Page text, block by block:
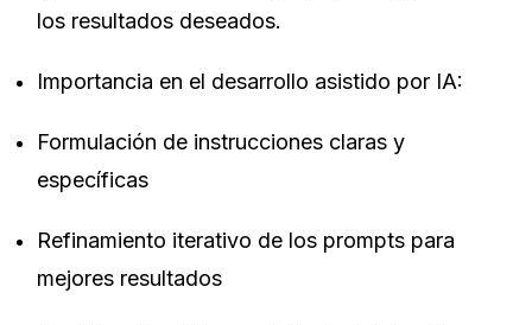
los resultados deseados.
Importancia en el desarrollo asistido por IA:
Formulación de instrucciones claras y
específicas
Refinamiento iterativo de los prompts para
mejores resultados